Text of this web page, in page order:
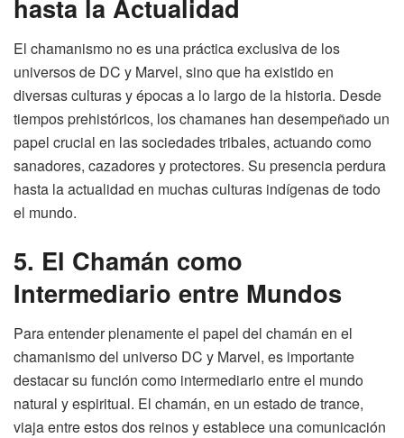
hasta la Actualidad
El chamanismo no es una práctica exclusiva de los
universos de DC y Marvel, sino que ha existido en
diversas culturas y épocas a lo largo de la historia. Desde
tiempos prehistóricos, los chamanes han desempeñado un
papel crucial en las sociedades tribales, actuando como
sanadores, cazadores y protectores. Su presencia perdura
hasta la actualidad en muchas culturas indígenas de todo
el mundo.
5. El Chamán como
Intermediario entre Mundos
Para entender plenamente el papel del chamán en el
chamanismo del universo DC y Marvel, es importante
destacar su función como intermediario entre el mundo
natural y espiritual. El chamán, en un estado de trance,
viaja entre estos dos reinos y establece una comunicación